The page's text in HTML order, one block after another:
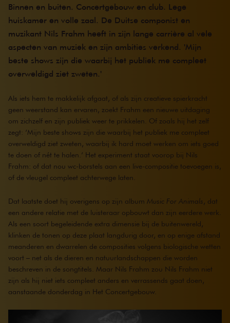
Binnen en buiten. Concertgebouw en club. Lege
huiskamer en volle zaal. De Duitse componist en
muzikant Nils Frahm heeft in zijn lange carrière al vele
aspecten van muziek en zijn ambities verkend. 'Mijn
beste shows zijn die waarbij het publiek me compleet
overweldigd ziet zweten.'
Als iets hem te makkelijk afgaat, of als zijn creatieve spierkracht
geen weerstand kan ervaren, zoekt Frahm een nieuwe uitdaging
om zichzelf en zijn publiek weer te prikkelen. Of zoals hij het zelf
zegt: ‘Mijn beste shows zijn die waarbij het publiek me compleet
overweldigd ziet zweten, waarbij ik hard moet werken om iets goed
te doen of nét te halen.’ Het experiment staat voorop bij Nils
Frahm: of dat nou wc-borstels aan een live-compositie toevoegen is,
of de vleugel compleet achterwege laten.
Dat laatste doet hij overigens op zijn album Music For Animals, dat
een andere relatie met de luisteraar opbouwt dan zijn eerdere werk.
Als een soort begeleidende extra dimensie bij de buitenwereld,
klinken de tonen op deze plaat langdurig door, en op enige afstand
meanderen en dwarrelen de composities volgens biologische wetten
voort – net als de dieren en natuurlandschappen die worden
beschreven in de songtitels. Maar Nils Frahm zou Nils Frahm niet
zijn als hij niet iets compleet anders en verrassends gaat doen,
aanstaande donderdag in Het Concertgebouw.